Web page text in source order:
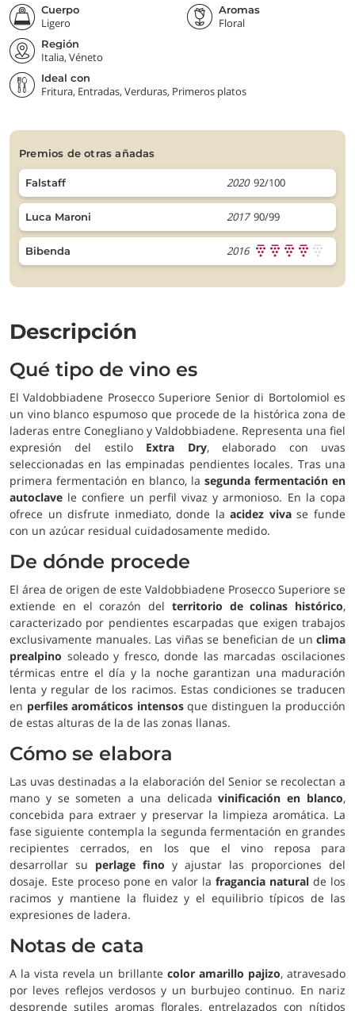
Cuerpo
Ligero
Aromas
Floral
Región
Italia, Véneto
Ideal con
Fritura, Entradas, Verduras, Primeros platos
premios de otras añadas
Falstaff 2020 92/100
Luca Maroni 2017 90/99
Bibenda 2016
Descripción
Qué tipo de vino es
El Valdobbiadene Prosecco Superiore Senior di Bortolomiol es
un vino blanco espumoso que procede de la histórica zona de
laderas entre Conegliano y Valdobbiadene. Representa una fiel
expresión del estilo Extra Dry, elaborado con uvas
seleccionadas en las empinadas pendientes locales. Tras una
primera fermentación en blanco, la segunda fermentación en
autoclave le confiere un perfil vivaz y armonioso. En la copa
ofrece un disfrute inmediato, donde laacidez vivase funde
con un azúcar residual cuidadosamente medido.
De dónde procede
El área de origen de este Valdobbiadene Prosecco Superiore se
extiende en el corazón del territorio de colinas histórico,
caracterizado por pendientes escarpadas que exigen trabajos
exclusivamente manuales. Las viñas se benefician de un clima
prealpino soleado y fresco, donde las marcadas oscilaciones
térmicas entre el día y la noche garantizan una maduración
lenta y regular de los racimos. Estas condiciones se traducen
en perfiles aromáticos intensosque distinguen la producción
de estas alturas de la de las zonas llanas.
Cómo se elabora
Las uvas destinadas a la elaboración del Senior se recolectan a
mano y se someten a una delicadavinificación en blanco,
concebida para extraer y preservar la limpieza aromática. La
fase siguiente contempla la segunda fermentación en grandes
recipientes cerrados, en los que el vino reposa para
desarrollar su perlage fino y ajustar las proporciones del
dosaje. Este proceso pone en valor la fragancia natural de los
racimos y mantiene la fluidez y el equilibrio típicos de las
expresiones de ladera.
Notas de cata
A la vista revela un brillante color amarillo pajizo, atravesado
por leves reflejos verdosos y un burbujeo continuo. En nariz
desprende sutiles aromas florales, entrelazados con nítidos